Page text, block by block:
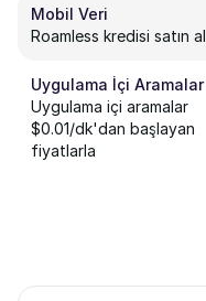
Mobil Veri
Roamless kredisi satın al
Uygulama İçi Aramalar
Uygulama içi aramalar
$0.01/dk'dan başlayan
fiyatlarla